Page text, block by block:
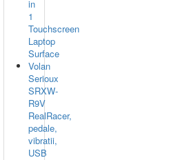
in
1
Touchscreen
Laptop
Surface
Volan
Serioux
SRXW-
R9V
RealRacer,
pedale,
vibratii,
USB